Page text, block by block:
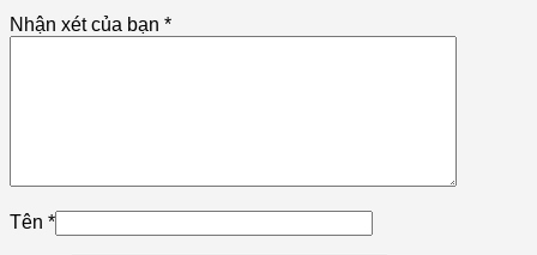
Nhận xét của bạn *
Tên *